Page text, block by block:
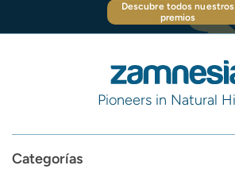
Descubre todos nuestros
premios
Pioneers in Natural
Categorías